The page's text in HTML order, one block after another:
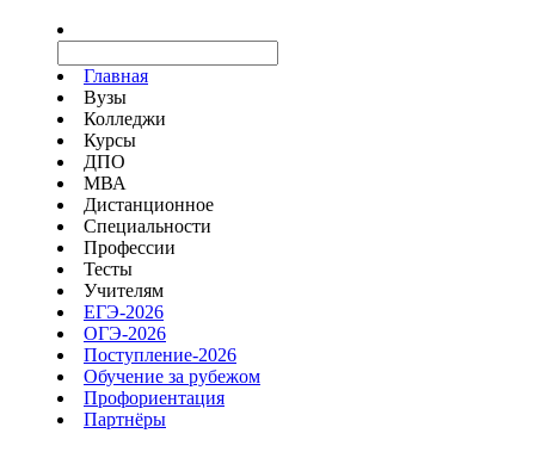
Главная
Вузы
Колледжи
Курсы
ДПО
МВА
Дистанционное
Специальности
Профессии
Тесты
Учителям
ЕГЭ-2026
ОГЭ-2026
Поступление-2026
Обучение за рубежом
Профориентация
Партнёры